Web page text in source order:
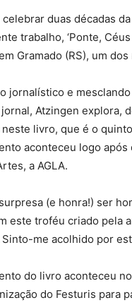
duas décadas
trabalho, ‘Ponte,
Gramado (RS), um
jornalístico e
Atzingen explora,
livro, que é o
aconteceu logo
a AGLA.
(e honra!) ser
este troféu criado pela
me acolhido por
do livro aconteceu
do Festuris para